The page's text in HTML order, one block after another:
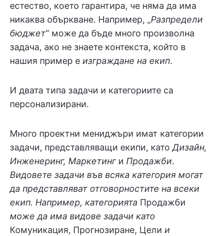
естество, което гарантира, че няма да има
никаква объркване. Например, „Разпредели
бюджет“ може да бъде много произволна
задача, ако не знаете контекста, който в
нашия пример е изграждане на екип.
И двата типа задачи и категориите са
персонализирани.
Много проектни мениджъри имат категории
задачи, представляващи екипи, като Дизайн,
Инженеринг, Маркетинги Продажби.
Видовете задачи във всяка категория могат
да представляват отговорностите на всеки
екип. Например, категорията Продажби
може да има видове задачи като
Комуникация, Прогнозиране, Цели и